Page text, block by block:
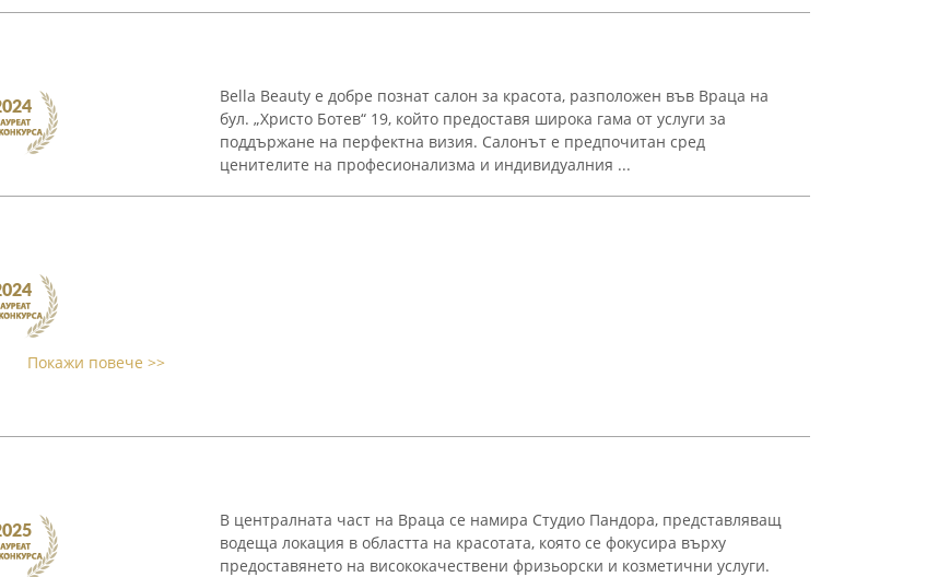
Bella Beauty е добре познат салон за красота, разположен във Враца на
бул. „Христо Ботев“ 19, който предоставя широка гама от услуги за
поддържане на перфектна визия. Салонът е предпочитан сред
ценителите на професионализма и индивидуалния ...
Покажи повече >>
В централната част на Враца се намира Студио Пандора, представляващ
водеща локация в областта на красотата, която се фокусира върху
предоставянето на висококачествени фризьорски и козметични услуги.